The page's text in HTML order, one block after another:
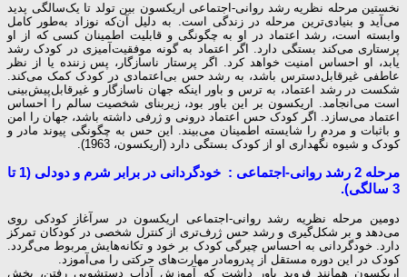
نخستین مرحله نظریه رشد روانی-اجتماعی اریکسون بین تولد تا یک‌سالگی پدید
می‌آید و بنیادی‌ترین مرحله در زندگی است. به دلیل آن‌که نوزاد به‌طور کامل
وابسته است، رشد اعتماد در او به چگونگی و قابلیت اطمینان کسی که از او
پرستاری می‌کند بستگی دارد. اگر اعتماد به گونه موفقیت‌آمیزی در کودک رشد
یابد، او احساس امنیت خواهد کرد. اگر پرستار ناسازگار، پس زننده یا از نظر
عاطفی غیرقابل‌دسترس باشد، به رشد حس بی‌اعتمادی در کودک کمک می‌کند.
شکست در رشد اعتماد، به ترس و باور این­که جهان ناسازگار و غیرقابل‌پیش‌بینی
است می‌انجامد. اریکسون بر این باور بود، زیربنای شخصیت سالم را احساس
اعتماد می‌سازد. اگر کودک حس اعتماد درونی و ژرفی داشته باشد، جهان را امن
و باثبات و مردم را شایسته اطمینان می‌بیند. این حس به چگونگی پیوند مادر و
کودک و شیوه نگهداری او از کودک بستگی دارد (اریکسون، 1963).
مرحله 2 رشد روانی-اجتماعی :
خودگردانی در برابر شرم و دودلی (1 تا
3 سالگی).
دومین مرحله نظریه رشد روانی-اجتماعی اریکسون در سرآغاز کودکی روی
می‌دهد و بر شکل‌گیری و رشد حس ژرف‌تری از کنترل شخصی در کودکان تمرکز
دارد. خودگردانی به احساس چیرگی کودک بر خود و تکانه‌هایش مربوط می‌گردد.
کودک در این دوره مستقل از پدرومادر مهارت‌های حرکتی را می‌آموزد.
اریکسون همانند فروید باور داشت که آموزش آداب دستشویی رفتن، بخش